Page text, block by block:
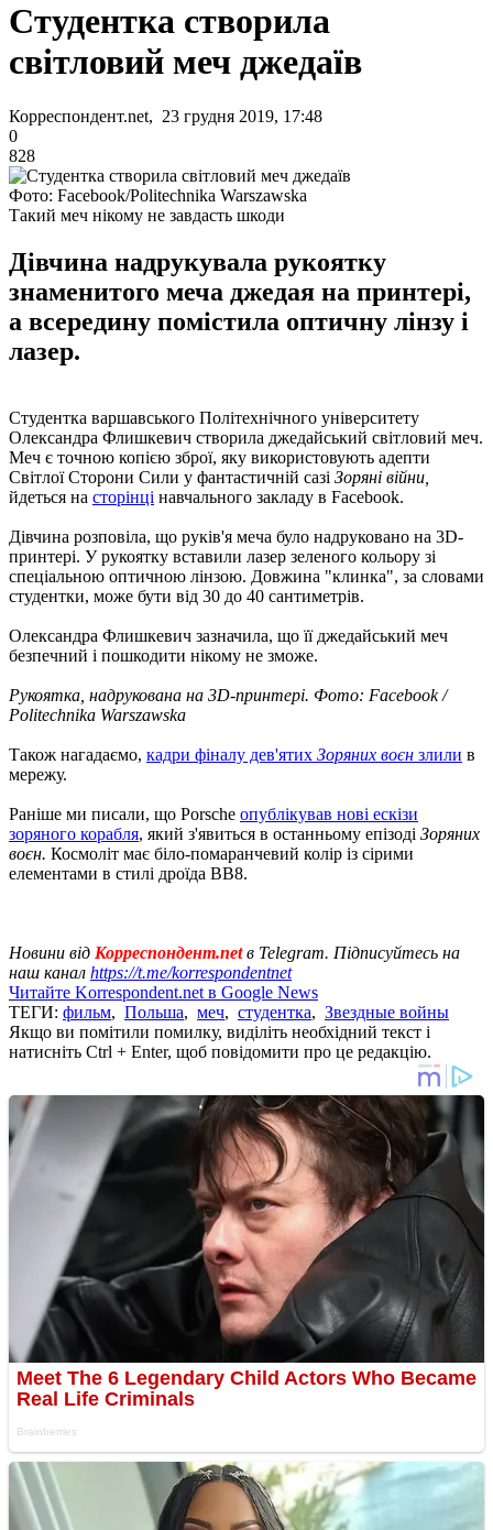
Студентка створила
світловий меч джедаїв
Корреспондент.net, 23 грудня 2019, 17:48
0
828
Фото: Facebook/Politechnika Warszawska
Такий меч нікому не завдасть шкоди
Дівчина надрукувала рукоятку
знаменитого меча джедая на принтері,
а всередину помістила оптичну лінзу і
лазер.
Студентка варшавського Політехнічного університету
Олександра Флишкевич створила джедайський світловий меч.
Меч є точною копією зброї, яку використовують адепти
Світлої Сторони Сили у фантастичній сазі Зоряні війни,
йдеться на сторінці навчального закладу в Facebook.
Дівчина розповіла, що руків'я меча було надруковано на 3D-
принтері. У рукоятку вставили лазер зеленого кольору зі
спеціальною оптичною лінзою. Довжина "клинка", за словами
студентки, може бути від 30 до 40 сантиметрів.
Олександра Флишкевич зазначила, що її джедайський меч
безпечний і пошкодити нікому не зможе.
Рукоятка, надрукована на 3D-принтері. Фото: Facebook /
Politechnika Warszawska
Також нагадаємо, кадри фіналу дев'ятих Зоряних воєн злили в
мережу.
Раніше ми писали, що Porsche опублікував нові ескізи
зоряного корабля, який з'явиться в останньому епізоді Зоряних
воєн. Космоліт має біло-помаранчевий колір із сірими
елементами в стилі дроїда BB8.
Новини від Корреспондент.netв Telegram. Підписуйтесь на
наш канал https://t.me/korrespondentnet
Читайте Korrespondent.net в Google News
ТЕГИ: фильм, Польша, меч, студентка, Звездные войны
Якщо ви помітили помилку, виділіть необхідний текст і
натисніть Ctrl + Enter, щоб повідомити про це редакцію.